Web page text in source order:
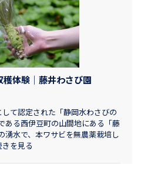
体験｜藤井わさび園
て認定された「静岡水わさびの
ある西伊豆町の山間地にある「藤
湧水で、本ワサビを無農薬栽培し
を見る